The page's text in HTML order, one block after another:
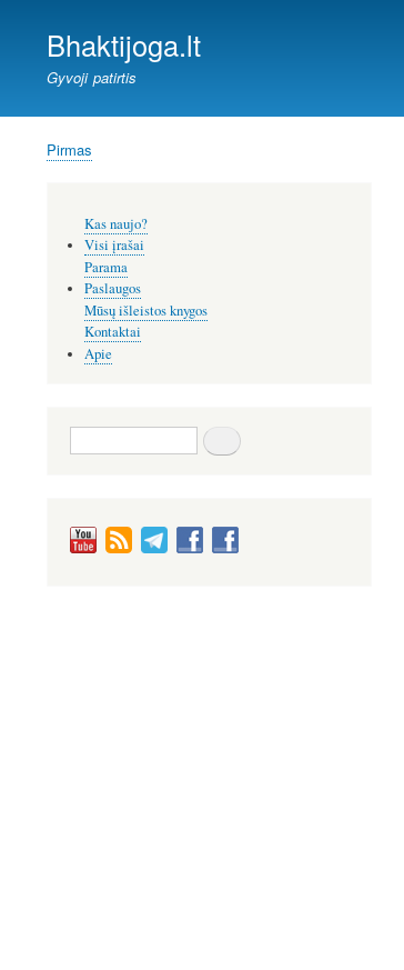
Bhaktijoga.lt
Gyvoji patirtis
Kelias
Pirmas
meniu
Kas naujo?
Visi įrašai
Parama
Paslaugos
Mūsų išleistos knygos
Kontaktai
Apie
Paieška